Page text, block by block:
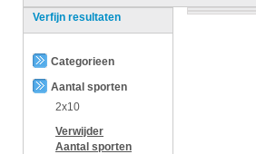
Verfijn resultaten
Categorieen
Aantal sporten
2x10
Verwijder
Aantal sporten